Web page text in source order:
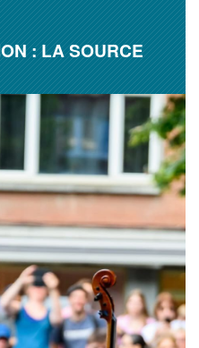
: LA SOURCE